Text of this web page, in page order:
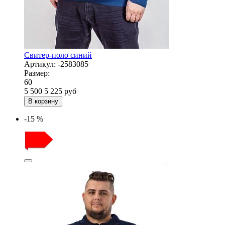
Свитер-поло синий
Артикул: -2583085
Размер:
60
5 500 5 225 руб
В корзину
-15 %